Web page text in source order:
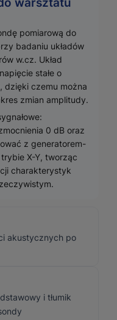
pomiarową do
badaniu układów
w.cz. Układ
stałe o
dzięki czemu można
zmian amplitudy.
0 dB oraz
z generatorem-
X-Y, tworząc
charakterystyk
akustycznych po
i tłumik